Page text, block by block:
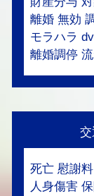
離婚 無効
モラハラ
離婚調停
死亡 慰謝料
人身傷害